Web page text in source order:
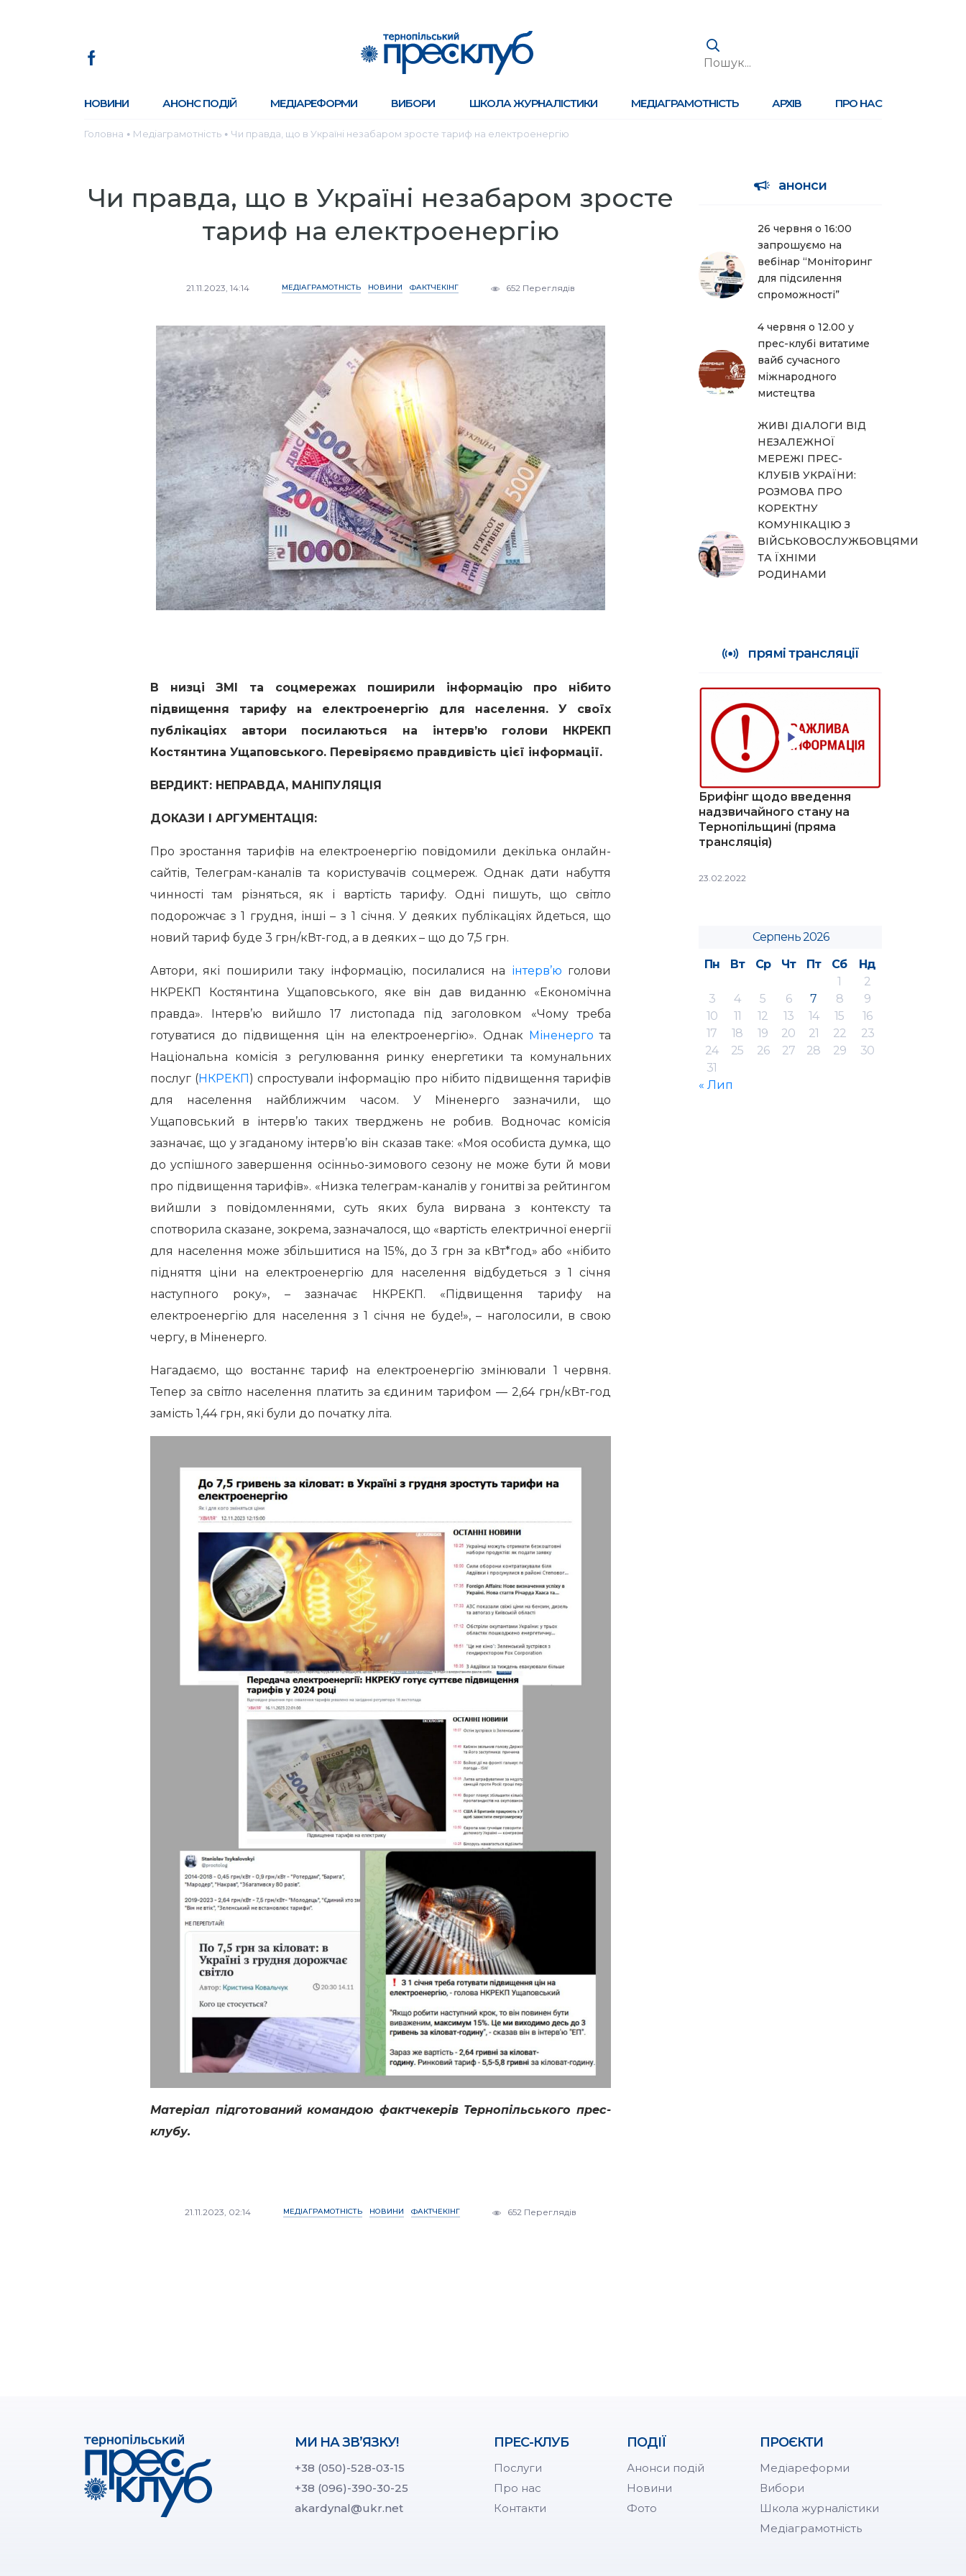
НОВИНИ АНОНС ПОДІЙ МЕДІАРЕФОРМИ ВИБОРИ ШКОЛА ЖУРНАЛІСТИКИ МЕДІАГРАМОТНІСТЬ АРХІВ ПРО НАС
Головна ● Медіаграмотність ● Чи правда, що в Україні незабаром зросте тариф на електроенергію
Чи правда, що в Україні незабаром зросте
тариф на електроенергію
21.11.2023, 14:14 МЕДІАГРАМОТНІСТЬ НОВИНИ ФАКТЧЕКІНГ 652 Переглядів
В низці ЗМІ та соцмережах поширили інформацію про нібито
підвищення тарифу на електроенергію для населення. У своїх
публікаціях автори посилаються на інтерв’ю голови НКРЕКП
Костянтина Ущаповського. Перевіряємо правдивість цієї інформації.
ВЕРДИКТ: НЕПРАВДА, МАНІПУЛЯЦІЯ
ДОКАЗИ І АРГУМЕНТАЦІЯ:
Про зростання тарифів на електроенергію повідомили декілька онлайн-
сайтів, Телеграм-каналів та користувачів соцмереж. Однак дати набуття
чинності там різняться, як і вартість тарифу. Одні пишуть, що світло
подорожчає з 1 грудня, інші – з 1 січня. У деяких публікаціях йдеться, що
новий тариф буде 3 грн/кВт-год, а в деяких – що до 7,5 грн.
Автори, які поширили таку інформацію, посилалися на інтерв’ю голови
НКРЕКП Костянтина Ущаповського, яке він дав виданню «Економічна
правда». Інтерв’ю вийшло 17 листопада під заголовком «Чому треба
готуватися до підвищення цін на електроенергію». Однак Міненерго та
Національна комісія з регулювання ринку енергетики та комунальних
послуг (НКРЕКП) спростували інформацію про нібито підвищення тарифів
для населення найближчим часом. У Міненерго зазначили, що
Ущаповський в інтерв’ю таких тверджень не робив. Водночас комісія
зазначає, що у згаданому інтерв’ю він сказав таке: «Моя особиста думка, що
до успішного завершення осінньо-зимового сезону не може бути й мови
про підвищення тарифів». «Низка телеграм-каналів у гонитві за рейтингом
вийшли з повідомленнями, суть яких була вирвана з контексту та
спотворила сказане, зокрема, зазначалося, що «вартість електричної енергії
для населення може збільшитися на 15%, до 3 грн за кВт*год» або «нібито
підняття ціни на електроенергію для населення відбудеться з 1 січня
наступного року», – зазначає НКРЕКП. «Підвищення тарифу на
електроенергію для населення з 1 січня не буде!», – наголосили, в свою
чергу, в Міненерго.
Нагадаємо, що востаннє тариф на електроенергію змінювали 1 червня.
Тепер за світло населення платить за єдиним тарифом — 2,64 грн/кВт-год
замість 1,44 грн, які були до початку літа.
Матеріал підготований командою фактчекерів Тернопільського прес-
клубу.
21.11.2023, 02:14 МЕДІАГРАМОТНІСТЬ НОВИНИ ФАКТЧЕКІНГ 652 Переглядів
анонси
26 червня о 16:00
запрошуємо на
вебінар “Моніторинг
для підсилення
спроможності”
4 червня о 12.00 у
прес-клубі витатиме
вайб сучасного
міжнародного
мистецтва
ЖИВІ ДІАЛОГИ ВІД
НЕЗАЛЕЖНОЇ
МЕРЕЖІ ПРЕС-
КЛУБІВ УКРАЇНИ:
РОЗМОВА ПРО
КОРЕКТНУ
КОМУНІКАЦІЮ З
ВІЙСЬКОВОСЛУЖБОВЦЯМИ
ТА ЇХНІМИ
РОДИНАМИ
прямі трансляції
Брифінг щодо введення
надзвичайного стану на
Тернопільщині (пряма
трансляція)
23.02.2022
Серпень 2026
Пн
Вт Ср Чт Пт Сб
Нд
1
2
3
4 5 6 7 8
9
10
11 12 13 14 15
16
17
18 19 20 21 22
23
24
25 26 27 28 29
30
31
« Лип
МИ НА ЗВ’ЯЗКУ!
+38 (050)-528-03-15
+38 (096)-390-30-25
akardynal@ukr.net
ПРЕС-КЛУБ
Послуги
Про нас
Контакти
ПОДІЇ
Анонси подій
Новини
Фото
ПРОЄКТИ
Медіареформи
Вибори
Школа журналістики
Медіаграмотність